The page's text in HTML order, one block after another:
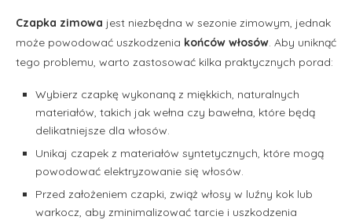
Czapka zimowa jest niezbędna w sezonie zimowym, jednak
może powodować uszkodzenia końców włosów. Aby uniknąć
tego problemu, warto zastosować kilka praktycznych porad:
Wybierz czapkę wykonaną z miękkich, naturalnych
materiałów, takich jak wełna czy bawełna, które będą
delikatniejsze dla włosów.
Unikaj czapek z materiałów syntetycznych, które mogą
powodować elektryzowanie się włosów.
Przed założeniem czapki, zwiąż włosy w luźny kok lub
warkocz, aby zminimalizować tarcie i uszkodzenia